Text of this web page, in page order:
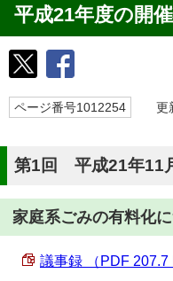
平成21年度の開
ページ番号1012254 更
第1回 平成21年11
家庭系ごみの有料化
議事録 （PDF 207.7